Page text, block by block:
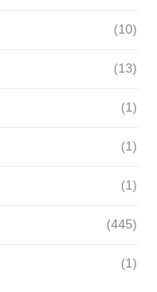
(10)
(13)
(1)
(1)
(1)
(445)
(1)